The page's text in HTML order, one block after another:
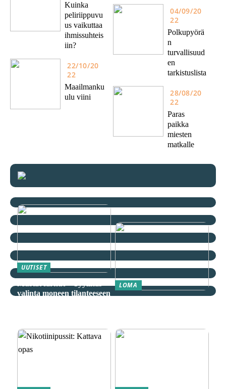
Kuinka
peliriippuvu
us vaikuttaa
ihmissuhteis
iin?
22/10/20
22
Maailmanku
ulu viini
04/09/20
22
Polkupyörä
n
turvallisuud
en
tarkistuslista
28/08/20
22
Paras
paikka
miesten
matkalle
UUTISET
valinta moneen tilanteeseen
LOMA